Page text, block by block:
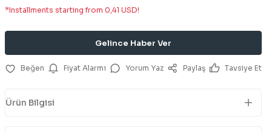
*Installments starting from 0,41 USD!
Gelince Haber Ver
Fiyat Alarmı Yorum Yaz Paylaş Tavsiye Et
Ürün Bilgisi